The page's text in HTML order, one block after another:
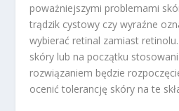
poważniejszymi problemami
trądzik cystowy czy wyraźne
wybierać retinal zamiast
skóry lub na początku
rozwiązaniem będzie
ocenić tolerancję skóry na te